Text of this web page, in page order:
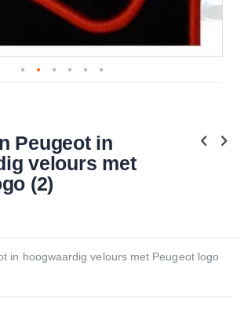
Peugeot in
velours met
(2)
in hoogwaardig velours met Peugeot logo